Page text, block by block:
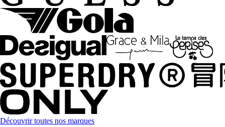
Découvrir toutes nos marques